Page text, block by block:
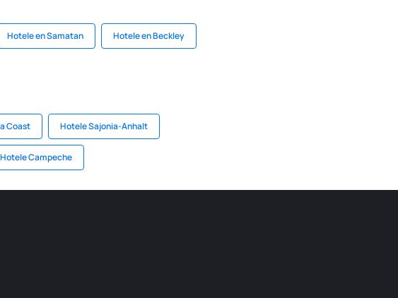
Hotele en Samatan Hotele en Beckley
Coast Hotele Sajonia-Anhalt
Hotele Campeche